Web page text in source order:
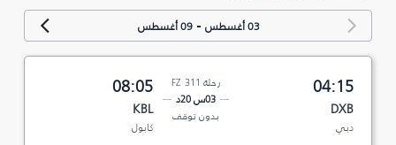
03 أغسطس -09 أغسطس
04:15
DXB
دبي
رحلة FZ 311
03س 20د
بدون توقف
08:05
KBL
كابول